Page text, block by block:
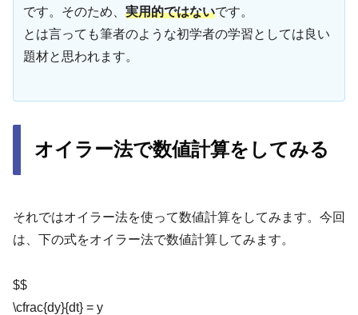
です。そのため、 実用的ではないです。
とは言っても筆者のような初学者の学習としては良い
題材と思われます。
オイラー法で数値計算をしてみる
それではオイラー法を使って数値計算をしてみます。今回
は、下の式をオイラー法で数値計算してみます。
$$
\cfrac{dy}{dt} = y